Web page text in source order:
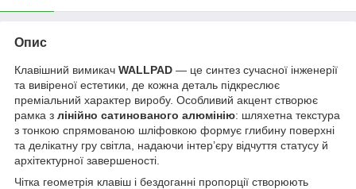
Опис
Клавішний вимикач WALLPAD — це синтез сучасної інженерії
та вивіреної естетики, де кожна деталь підкреслює
преміальний характер виробу. Особливий акцент створює
рамка з лінійно сатинованого алюмінію: шляхетна текстура
з тонкою спрямованою шліфовкою формує глибину поверхні
та делікатну гру світла, надаючи інтер’єру відчуття статусу й
архітектурної завершеності.
Чітка геометрія клавіш і бездоганні пропорції створюють